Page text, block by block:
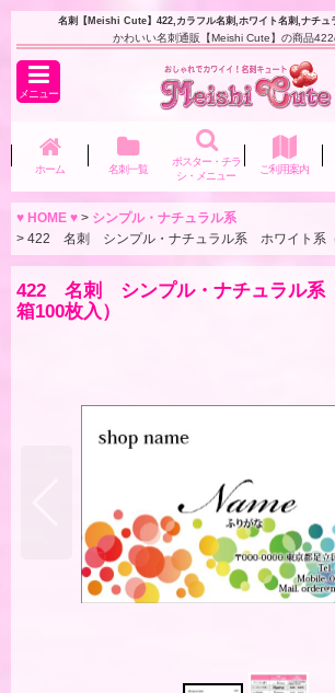
名刺【Meishi Cute】422,カラフル名刺,ホワイト名刺,ナチュ
かわいい名刺通販【Meishi Cute】の商品422
メニュー
ホーム 名刺一覧
ポスター・チラ
シ・メニュー
ご利用案内
♥ HOME ♥ > シンプル・ナチュラル系
> 422 名刺 シンプル・ナチュラル系 ホワイト系（
422 名刺 シンプル・ナチュラル系
箱100枚入）